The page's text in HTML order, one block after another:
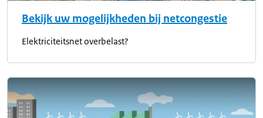
Bekijk uw mogelijkheden bij netcongestie
Elektriciteitsnet overbelast?